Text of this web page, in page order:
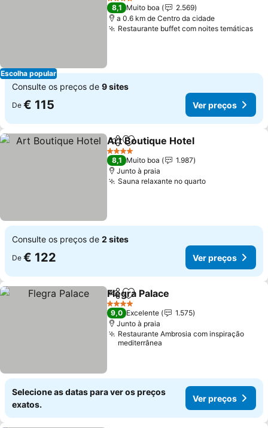
Escolha popular
4 Estrelas
8,1 Muito boa
2.569
a 0.6 km de Centro da cidade
Restaurante buffet com noites temáticas
Consulte os preços de 9 sites
De € 115 Ver preços
PartilharAdicionar aos favoritos
Art Boutique Hotel
4 Estrelas
8,1 Muito boa
1.987
Junto à praia
Sauna relaxante no quarto
Consulte os preços de 2 sites
De € 122 Ver preços
PartilharAdicionar aos favoritos
Flegra Palace
4 Estrelas
9,0 Excelente
1.575
Junto à praia
Restaurante Ambrosia com inspiração
mediterrânea
Selecione as datas para ver os preços
exatos.
Ver preços